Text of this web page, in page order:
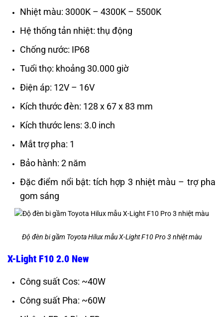
Nhiệt màu: 3000K – 4300K – 5500K
Hệ thống tản nhiệt: thụ động
Chống nước: IP68
Tuổi thọ: khoảng 30.000 giờ
Điện áp: 12V – 16V
Kích thước đèn: 128 x 67 x 83 mm
Kích thước lens: 3.0 inch
Mắt trợ pha: 1
Bảo hành: 2 năm
Đặc điểm nổi bật: tích hợp 3 nhiệt màu – trợ pha
gom sáng
Độ đèn bi gầm Toyota Hilux mẫu X-Light F10 Pro 3 nhiệt màu
X-Light F10 2.0 New
Công suất Cos: ~40W
Công suất Pha: ~60W